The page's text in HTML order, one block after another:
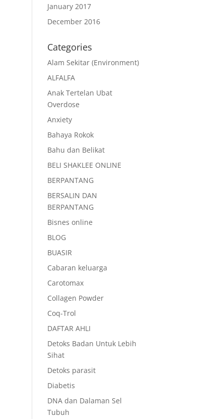
January 2017
December 2016
Categories
Alam Sekitar (Environment)
ALFALFA
Anak Tertelan Ubat
Overdose
Anxiety
Bahaya Rokok
Bahu dan Belikat
BELI SHAKLEE ONLINE
BERPANTANG
BERSALIN DAN
BERPANTANG
Bisnes online
BLOG
BUASIR
Cabaran keluarga
Carotomax
Collagen Powder
Coq-Trol
DAFTAR AHLI
Detoks Badan Untuk Lebih
Sihat
Detoks parasit
Diabetis
DNA dan Dalaman Sel
Tubuh